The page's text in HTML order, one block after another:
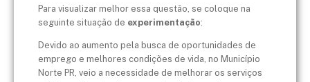
Para visualizar melhor essa questão, se coloque na
seguinte situação de experimentação:
Devido ao aumento pela busca de oportunidades de
emprego e melhores condições de vida, no Município
Norte PR, veio a necessidade de melhorar os serviços